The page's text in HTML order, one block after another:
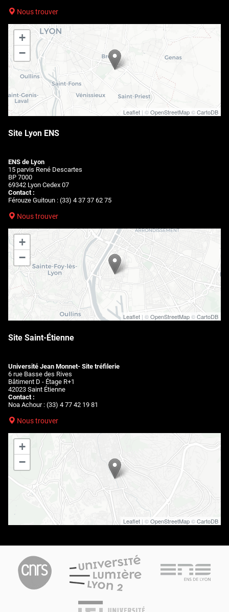
Nous trouver
+
−
Leaflet | ©OpenStreetMap©CartoDB
Site Lyon ENS
ENS de Lyon
15 parvis René Descartes
BP 7000
69342 Lyon Cedex 07
Contact :
Férouze Guitoun : (33) 4 37 37 62 75
Nous trouver
+
−
Leaflet | ©OpenStreetMap©CartoDB
Site Saint-Étienne
Université Jean Monnet- Site tréfilerie
6 rue Basse des Rives
Bâtiment D - Étage R+1
42023 Saint Étienne
Contact :
Noa Achour : (33) 4 77 42 19 81
Nous trouver
+
−
Leaflet | ©OpenStreetMap©CartoDB